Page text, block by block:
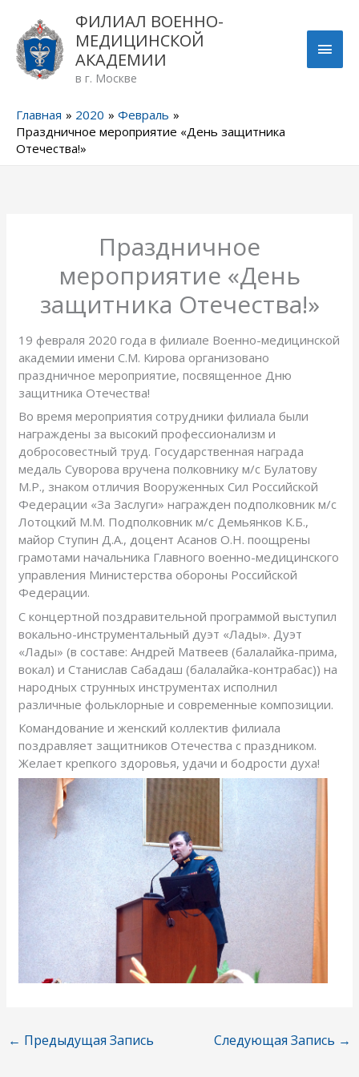
содержимому
ФИЛИАЛ ВОЕННО-
МЕДИЦИНСКОЙ
АКАДЕМИИ
в г. Москве
Главная 2020
Февраль
Праздничное мероприятие «День защитника
Отечества!»
Праздничное
мероприятие «День
защитника Отечества!»
19 февраля 2020 года в филиале Военно-медицинской
академии имени С.М. Кирова организовано
праздничное мероприятие, посвященное Дню
защитника Отечества!
Во время мероприятия сотрудники филиала были
награждены за высокий профессионализм и
добросовестный труд. Государственная награда
медаль Суворова вручена полковнику м/с Булатову
М.Р., знаком отличия Вооруженных Сил Российской
Федерации «За Заслуги» награжден подполковник м/с
Лотоцкий М.М. Подполковник м/с Демьянков К.Б.,
майор Ступин Д.А., доцент Асанов О.Н. поощрены
грамотами начальника Главного военно-медицинского
управления Министерства обороны Российской
Федерации.
С концертной поздравительной программой выступил
вокально-инструментальный дуэт «Лады». Дуэт
«Лады» (в составе: Андрей Матвеев (балалайка-прима,
вокал) и Станислав Сабадаш (балалайка-контрабас)) на
народных струнных инструментах исполнил
различные фольклорные и современные композиции.
Командование и женский коллектив филиала
поздравляет защитников Отечества с праздником.
Желает крепкого здоровья, удачи и бодрости духа!
← Предыдущая Запись Следующая Запись →